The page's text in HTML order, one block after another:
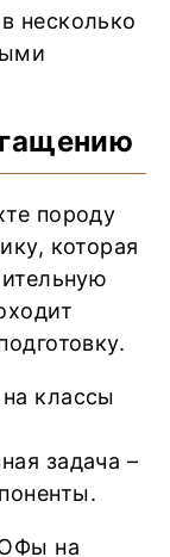
несколько
породу
которая
классы
задача –
на